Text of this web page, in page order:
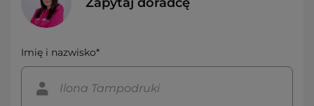
Imię i nazwisko*